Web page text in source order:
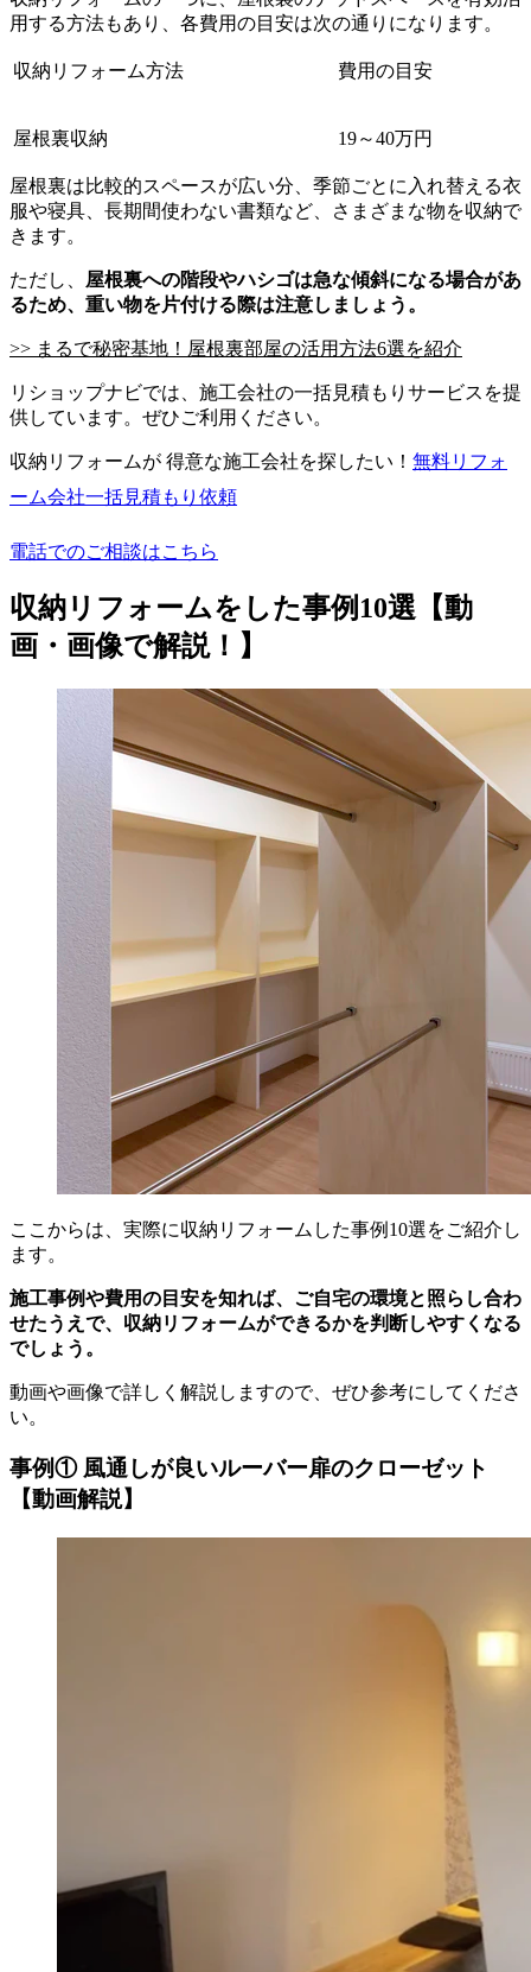
用する方法もあり、各費用の目安は次の通りになります。
収納リフォーム方法 費用の目安
屋根裏収納 19～40万円
屋根裏は比較的スペースが広い分、季節ごとに入れ替える衣
服や寝具、長期間使わない書類など、さまざまな物を収納で
きます。
ただし、 屋根裏への階段やハシゴは急な傾斜になる場合があ
るため、重い物を片付ける際は注意しましょう。
>> まるで秘密基地！屋根裏部屋の活用方法6選を紹介
リショップナビでは、施工会社の一括見積もりサービスを提
供しています。ぜひご利用ください。
収納リフォームが 得意な施工会社を探したい！ 無料リフォ
ーム会社一括見積もり依頼
電話でのご相談はこちら
収納リフォームをした事例10選【動
画・画像で解説！】
ここからは、実際に収納リフォームした事例10選をご紹介し
ます。
施工事例や費用の目安を知れば、ご自宅の環境と照らし合わ
せたうえで、収納リフォームができるかを判断しやすくなる
でしょう。
動画や画像で詳しく解説しますので、ぜひ参考にしてくださ
い。
事例① 風通しが良いルーバー扉のクローゼット
【動画解説】